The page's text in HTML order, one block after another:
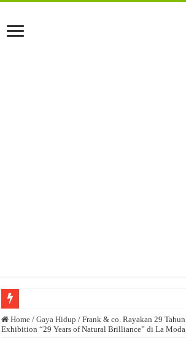
Anda butuh promosi usaha? Kontak ke Email
Home / Gaya Hidup / Frank & co. Rayakan 29
Exhibition “29 Years of Natural Brilliance” di La